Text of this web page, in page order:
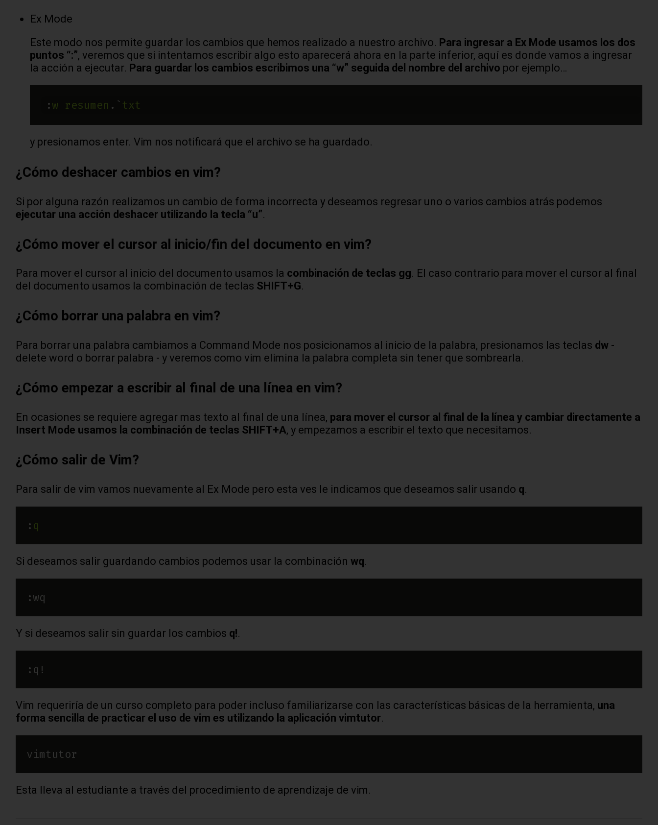
Ex Mode
Este modo nos permite guardar los cambios que hemos realizado a nuestro archivo. Para ingresar a Ex Mode usamos los dos
puntos “:”, veremos que si intentamos escribir algo esto aparecerá ahora en la parte inferior, aquí es donde vamos a ingresar
la acción a ejecutar. Para guardar los cambios escribimos una “w” seguida del nombre del archivo por ejemplo…
:w resumen .` txt
y presionamos enter. Vim nos notificará que el archivo se ha guardado.
¿Cómo deshacer cambios en vim?
Si por alguna razón realizamos un cambio de forma incorrecta y deseamos regresar uno o varios cambios atrás podemos
ejecutar una acción deshacer utilizando la tecla “u”.
¿Cómo mover el cursor al inicio/fin del documento en vim?
Para mover el cursor al inicio del documento usamos la combinación de teclas gg. El caso contrario para mover el cursor al final
del documento usamos la combinación de teclas SHIFT+G.
¿Cómo borrar una palabra en vim?
Para borrar una palabra cambiamos a Command Mode nos posicionamos al inicio de la palabra, presionamos las teclas dw -
delete word o borrar palabra - y veremos como vim elimina la palabra completa sin tener que sombrearla.
¿Cómo empezar a escribir al final de una línea en vim?
En ocasiones se requiere agregar mas texto al final de una línea, para mover el cursor al final de la línea y cambiar directamente a
Insert Mode usamos la combinación de teclas SHIFT+A, y empezamos a escribir el texto que necesitamos.
¿Cómo salir de Vim?
Para salir de vim vamos nuevamente al Ex Mode pero esta ves le indicamos que deseamos salir usando q.
: q
Si deseamos salir guardando cambios podemos usar la combinación wq.
Y si deseamos salir sin guardar los cambios q!.
Vim requeriría de un curso completo para poder incluso familiarizarse con las características básicas de la herramienta, una
forma sencilla de practicar el uso de vim es utilizando la aplicación vimtutor.
Esta lleva al estudiante a través del procedimiento de aprendizaje de vim.